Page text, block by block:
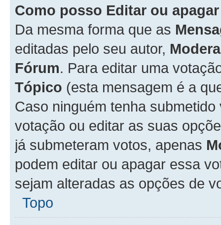
Como posso Editar ou
Da mesma forma que as
editadas pelo seu autor,
Fórum. Para editar uma
Tópico (esta mensagem é a
Caso ninguém tenha
votação ou editar as suas
já submeteram votos, apenas
podem editar ou apagar essa
sejam alteradas as opções de
Topo